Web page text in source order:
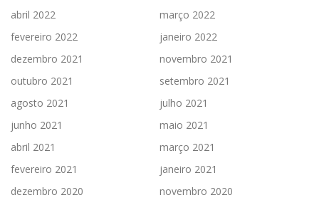
abril 2022
março 2022
fevereiro 2022
janeiro 2022
dezembro 2021
novembro 2021
outubro 2021
setembro 2021
agosto 2021
julho 2021
junho 2021
maio 2021
abril 2021
março 2021
fevereiro 2021
janeiro 2021
dezembro 2020
novembro 2020